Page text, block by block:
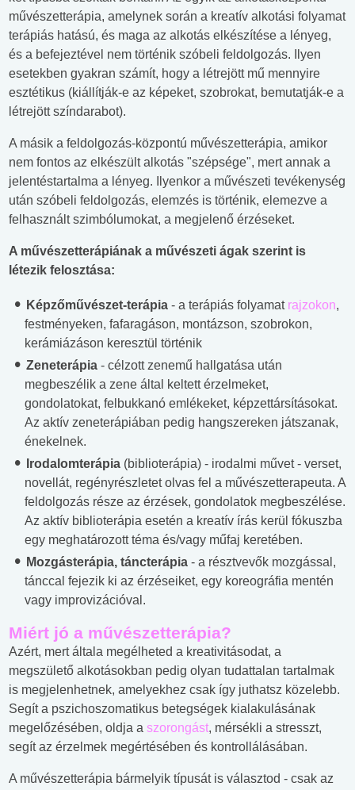
művészetterápia, amelynek során a kreatív alkotási folyamat
terápiás hatású, és maga az alkotás elkészítése a lényeg,
és a befejeztével nem történik szóbeli feldolgozás. Ilyen
esetekben gyakran számít, hogy a létrejött mű mennyire
esztétikus (kiállítják-e az képeket, szobrokat, bemutatják-e a
létrejött színdarabot).
A másik a feldolgozás-központú művészetterápia, amikor
nem fontos az elkészült alkotás "szépsége", mert annak a
jelentéstartalma a lényeg. Ilyenkor a művészeti tevékenység
után szóbeli feldolgozás, elemzés is történik, elemezve a
felhasznált szimbólumokat, a megjelenő érzéseket.
A művészetterápiának a művészeti ágak szerint is
létezik felosztása:
Képzőművészet-terápia - a terápiás folyamat rajzokon,
festményeken, fafaragáson, montázson, szobrokon,
kerámiázáson keresztül történik
Zeneterápia - célzott zenemű hallgatása után
megbeszélik a zene által keltett érzelmeket,
gondolatokat, felbukkanó emlékeket, képzettársításokat.
Az aktív zeneterápiában pedig hangszereken játszanak,
énekelnek.
Irodalomterápia (biblioterápia) - irodalmi művet - verset,
novellát, regényrészletet olvas fel a művészetterapeuta. A
feldolgozás része az érzések, gondolatok megbeszélése.
Az aktív biblioterápia esetén a kreatív írás kerül fókuszba
egy meghatározott téma és/vagy műfaj keretében.
Mozgásterápia, táncterápia - a résztvevők mozgással,
tánccal fejezik ki az érzéseiket, egy koreográfia mentén
vagy improvizációval.
Miért jó a művészetterápia?
Azért, mert általa megélheted a kreativitásodat, a
megszülető alkotásokban pedig olyan tudattalan tartalmak
is megjelenhetnek, amelyekhez csak így juthatsz közelebb.
Segít a pszichoszomatikus betegségek kialakulásának
megelőzésében, oldja a szorongást, mérsékli a stresszt,
segít az érzelmek megértésében és kontrollálásában.
A művészetterápia bármelyik típusát is választod - csak az